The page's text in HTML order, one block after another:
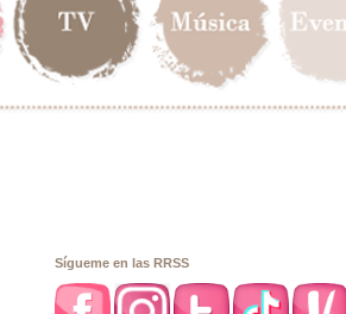
Sígueme en las RRSS